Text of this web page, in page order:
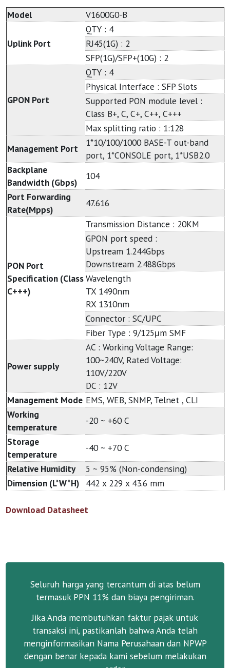
Model V1600G0-B
Uplink Port
QTY : 4
RJ45(1G) : 2
SFP(1G)/SFP+(10G) : 2
GPON Port
QTY : 4
Physical Interface : SFP Slots
Supported PON module level :
Class B+, C, C+, C++, C+++
Max splitting ratio : 1:128
Management Port
1*10/100/1000 BASE-T out-band
port, 1*CONSOLE port, 1*USB2.0
Backplane
Bandwidth (Gbps)
104
Port Forwarding
Rate(Mpps)
47.616
PON Port
Specification (Class
C+++)
Transmission Distance : 20KM
GPON port speed :
Upstream 1.244Gbps
Downstream 2.488Gbps
Wavelength
TX 1490nm
RX 1310nm
Connector : SC/UPC
Fiber Type : 9/125μm SMF
Power supply
AC : Working Voltage Range:
100~240V, Rated Voltage:
110V/220V
DC : 12V
Management Mode EMS, WEB, SNMP, Telnet , CLI
Working
temperature
-20 ~ +60 C
Storage
temperature
-40 ~ +70 C
Relative Humidity
5 ~ 95% (Non-condensing)
Dimension (L*W*H)
442 x 229 x 43.6 mm
Download Datasheet
Seluruh harga yang tercantum di atas belum
termasuk PPN 11% dan biaya pengiriman.
Jika Anda membutuhkan faktur pajak untuk
transaksi ini, pastikanlah bahwa Anda telah
menginformasikan Nama Perusahaan dan NPWP
dengan benar kepada kami sebelum melakukan